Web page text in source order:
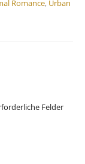
Romance, Urban
Felder